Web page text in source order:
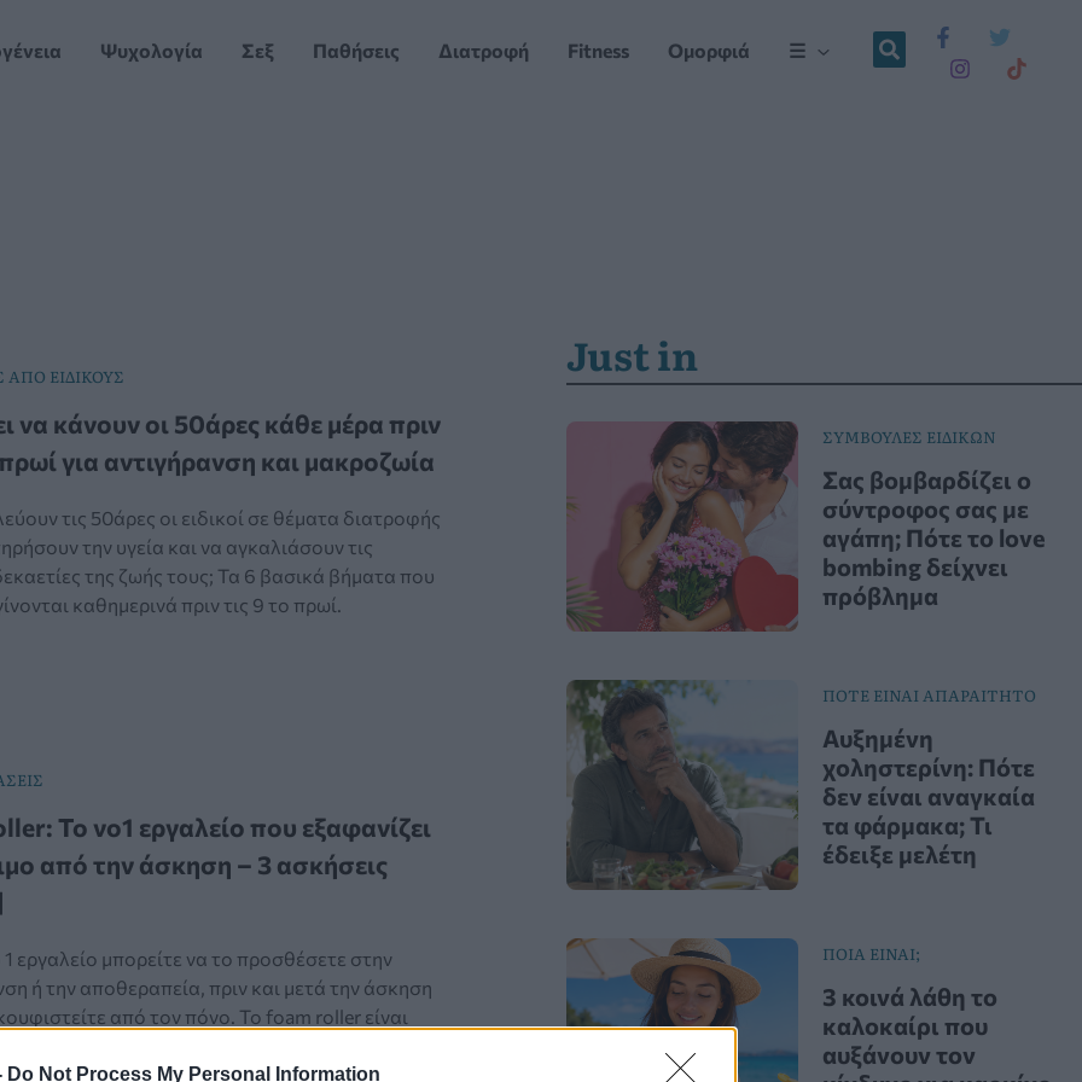
Do Not Process My Personal Information
Ψυχολογία Σεξ Παθήσεις Διατροφή Fitness Ομορφιά ☰
ΕΙΔΙΚΟΥΣ
να κάνουν οι 50άρες κάθε μέρα πριν
για αντιγήρανση και μακροζωία
τις 50άρες οι ειδικοί σε θέματα διατροφής
την υγεία και να αγκαλιάσουν τις
της ζωής τους; Τα 6 βασικά βήματα που
καθημερινά πριν τις 9 το πρωί.
Το νο1 εργαλείο που εξαφανίζει
από την άσκηση – 3 ασκήσεις
εργαλείο μπορείτε να το προσθέσετε στην
ή την αποθεραπεία, πριν και μετά την άσκηση
από τον πόνο. Το foam roller είναι
Just in
ΣΥΜΒΟΥΛΕΣ ΕΙΔΙΚΩΝ
Σας βομβαρδίζει ο
σύντροφος σας με
αγάπη; Πότε το love
bombing δείχνει
πρόβλημα
ΠΟΤΕ ΕΙΝΑΙ ΑΠΑΡΑΙΤΗΤΟ
Αυξημένη
χοληστερίνη: Πότε
δεν είναι αναγκαία
τα φάρμακα; Τι
έδειξε μελέτη
ΠΟΙΑ ΕΙΝΑΙ;
3 κοινά λάθη το
καλοκαίρι που
αυξάνουν τον